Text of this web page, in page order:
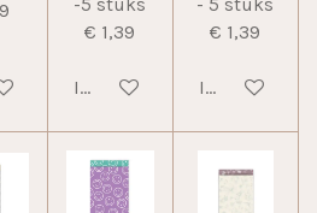
€ 1,39
In winkelwagen
€ 1,39
In